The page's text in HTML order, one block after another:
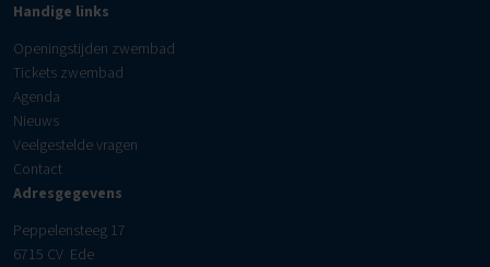
Handige links
Openingstijden zwembad
Tickets zwembad
Agenda
Nieuws
Veelgestelde vragen
Contact
Adresgegevens
Peppelensteeg 17
6715 CV Ede